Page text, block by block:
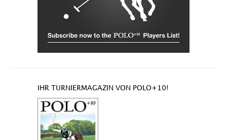
IHR TURNIERMAGAZIN VON POLO+10!